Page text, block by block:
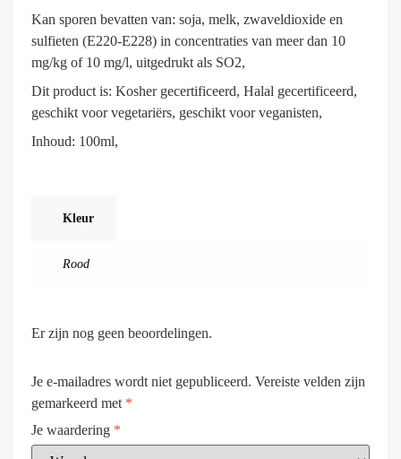
Kan sporen bevatten van: soja, melk, zwaveldioxide en
sulfieten (E220-E228) in concentraties van meer dan 10
mg/kg of 10 mg/l, uitgedrukt als SO2,
Dit product is: Kosher gecertificeerd, Halal gecertificeerd,
geschikt voor vegetariërs, geschikt voor veganisten,
Inhoud: 100ml,
Kleur
Rood
Er zijn nog geen beoordelingen.
Je e-mailadres wordt niet gepubliceerd. Vereiste velden zijn
gemarkeerd met *
Je waardering *